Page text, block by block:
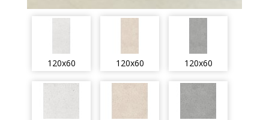
120x60 120x60 120x60